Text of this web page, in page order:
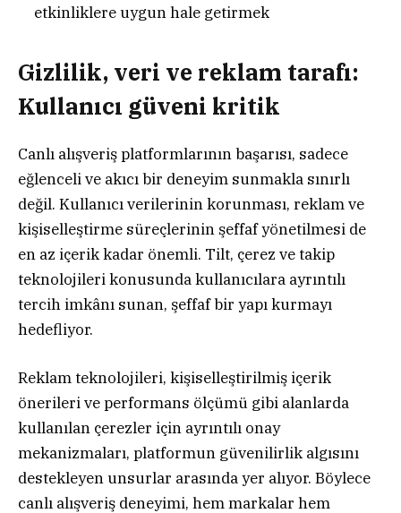
etkinliklere uygun hale getirmek
Gizlilik, veri ve reklam tarafı:
Kullanıcı güveni kritik
Canlı alışveriş platformlarının başarısı, sadece
eğlenceli ve akıcı bir deneyim sunmakla sınırlı
değil. Kullanıcı verilerinin korunması, reklam ve
kişiselleştirme süreçlerinin şeffaf yönetilmesi de
en az içerik kadar önemli. Tilt, çerez ve takip
teknolojileri konusunda kullanıcılara ayrıntılı
tercih imkânı sunan, şeffaf bir yapı kurmayı
hedefliyor.
Reklam teknolojileri, kişiselleştirilmiş içerik
önerileri ve performans ölçümü gibi alanlarda
kullanılan çerezler için ayrıntılı onay
mekanizmaları, platformun güvenilirlik algısını
destekleyen unsurlar arasında yer alıyor. Böylece
canlı alışveriş deneyimi, hem markalar hem